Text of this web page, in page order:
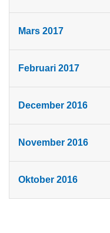
Mars 2017
Februari 2017
December 2016
November 2016
Oktober 2016